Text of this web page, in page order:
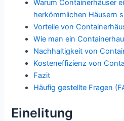
Warum Containerhäuser
herkömmlichen Häusern
Vorteile von
Wie man ein
Nachhaltigkeit von
Kosteneffizienz von
Fazit
Häufig gestellte Fragen
Einelitung